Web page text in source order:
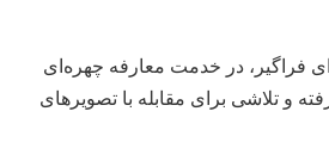
فراگیر، در خدمت معارفه چهره‌ای
و تلاشی برای مقابله با تصویرهای